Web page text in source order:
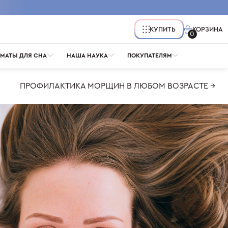
КУПИТЬ
0
КОРЗИНА
ПОДУШКА ДЛЯ ДЕКОЛЬТЕ НАВОЛОЧКИ СОН КРАСОТЫ
ДЛЯ СНА НАША НАУКА ПОКУПАТЕЛЯМ
ВОПРОСЫ
ПРОФИЛАКТИКА МОРЩИН В ЛЮБОМ ВОЗРАСТЕ →